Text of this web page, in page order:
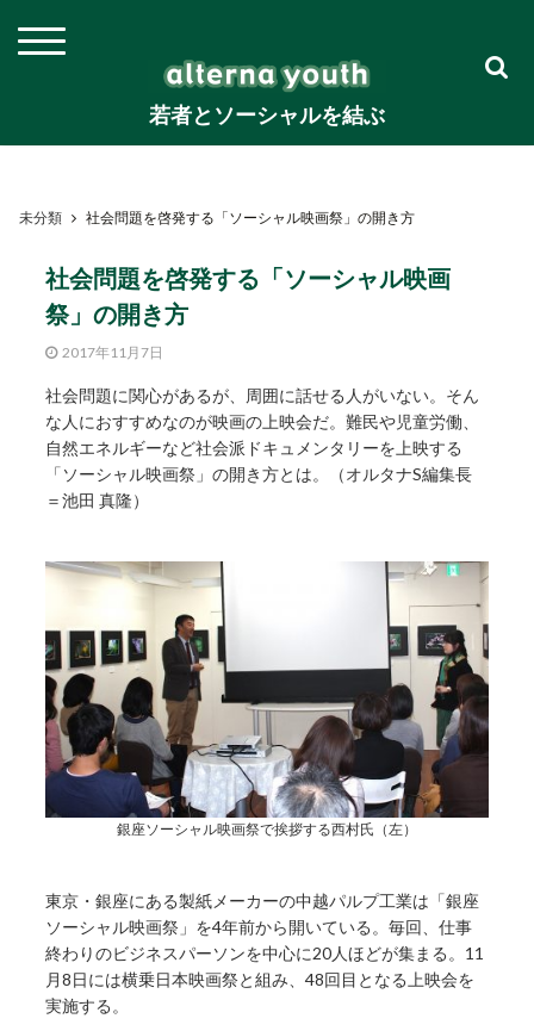
若者とソーシャルを結ぶ
未分類 社会問題を啓発する「ソーシャル映画祭」の開き方
社会問題を啓発する「ソーシャル映画
祭」の開き方
2017年11月7日
社会問題に関心があるが、周囲に話せる人がいない。そん
な人におすすめなのが映画の上映会だ。難民や児童労働、
自然エネルギーなど社会派ドキュメンタリーを上映する
「ソーシャル映画祭」の開き方とは。（オルタナS編集長
＝池田 真隆）
銀座ソーシャル映画祭で挨拶する西村氏（左）
東京・銀座にある製紙メーカーの中越パルプ工業は「銀座
ソーシャル映画祭」を4年前から開いている。毎回、仕事
終わりのビジネスパーソンを中心に20人ほどが集まる。11
月8日には横乗日本映画祭と組み、48回目となる上映会を
実施する。